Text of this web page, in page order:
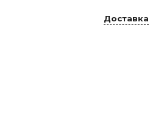
Доставка